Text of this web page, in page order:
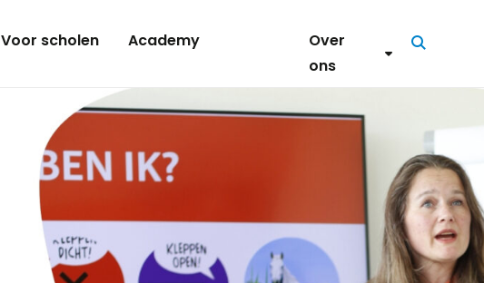
Voor scholen Academy
Over
ons
Zoeken